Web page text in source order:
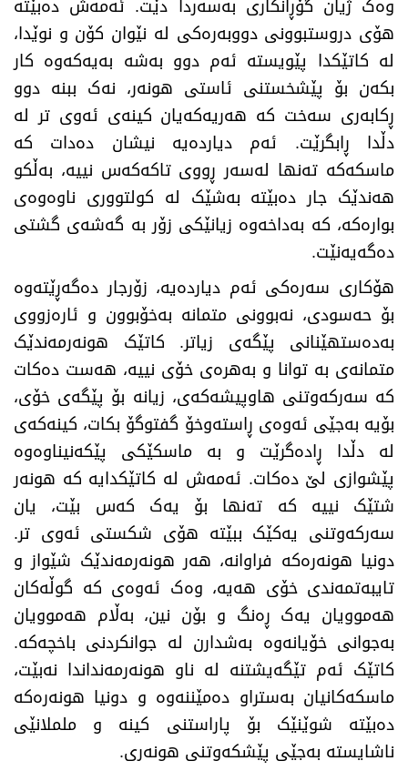
وەک ژیان گۆڕانکاری بەسەردا دێت. ئەمەش دەبێتە
هۆی دروستبوونی دووبەرەکی لە نێوان کۆن و نوێدا،
لە کاتێکدا پێویستە ئەم دوو بەشە بەیەکەوە کار
بکەن بۆ پێشخستنی ئاستی هونەر، نەک ببنە دوو
ڕکابەری سەخت کە هەریەکەیان کینەی ئەوی تر لە
دڵدا ڕابگرێت. ئەم دیاردەیە نیشان دەدات کە
ماسکەکە تەنها لەسەر ڕووی تاکەکەس نییە، بەڵکو
هەندێک جار دەبێتە بەشێک لە کولتووری ناوەوەی
بوارەکە، کە بەداخەوە زیانێکی زۆر بە گەشەی گشتی
دەگەیەنێت.
هۆکاری سەرەکی ئەم دیاردەیە، زۆرجار دەگەڕێتەوە
بۆ حەسودی، نەبوونی متمانە بەخۆبوون و ئارەزووی
بەدەستهێنانی پێگەی زیاتر. کاتێک هونەرمەندێک
متمانەی بە توانا و بەهرەی خۆی نییە، هەست دەکات
کە سەرکەوتنی هاوپیشەکەی، زیانە بۆ پێگەی خۆی،
بۆیە بەجێی ئەوەی ڕاستەوخۆ گفتوگۆ بکات، کینەکەی
لە دڵدا ڕادەگرێت و بە ماسکێکی پێکەنیناوەوە
پێشوازی لێ دەکات. ئەمەش لە کاتێکدایە کە هونەر
شتێک نییە کە تەنها بۆ یەک کەس بێت، یان
سەرکەوتنی یەکێک ببێتە هۆی شکستی ئەوی تر.
دونیا هونەرەکە فراوانە، هەر هونەرمەندێک شێواز و
تایبەتمەندی خۆی هەیە، وەک ئەوەی کە گوڵەکان
هەموویان یەک ڕەنگ و بۆن نین، بەڵام هەموویان
بەجوانی خۆیانەوە بەشدارن لە جوانکردنی باخچەکە.
کاتێک ئەم تێگەیشتنە لە ناو هونەرمەنداندا نەبێت،
ماسکەکانیان بەستراو دەمێننەوە و دونیا هونەرەکە
دەبێتە شوێنێک بۆ پاراستنی کینە و ململانێی
ناشایستە بەجێی پێشکەوتنی هونەری.